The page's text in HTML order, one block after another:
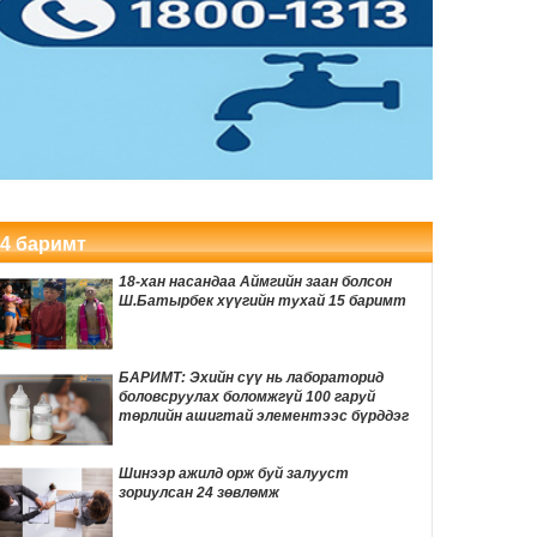
ерөнхийлөгч Инфантинод бүрэн
дэмжлэг үзүүлж, огцрох шаардлагыг
Лос-Анжелесын давирхайн нүхнээс
Мөстлөгийн үеийн шинэ мэлхийн төрөл
шууд дамжуулалтын үеэр буудуулан
амиа алджээ
4 цаг 56 мин
Өвөлжилтийн бэлтгэл ажлын хүрээнд
Шадар сайд Н.Номтойбаяр Дорноговь
аймагт ажиллав
Хуримын зочдын МЭДВЭЛ ЗОХИХ
бичигдээгүй дүрмүүд
Өнөөдөр автомашины тэгш улсын
дугаартай хэрэглэгчдэд бензин олгоно
баримт
18-хан насандаа Аймгийн заан болсон
Ш.Батырбек хүүгийн тухай 15 баримт
БАРИМТ: Эхийн сүү нь лабораторид
боловсруулах боломжгүй 100 гаруй
төрлийн ашигтай элементээс бүрддэг
Шинээр ажилд орж буй залууст
зориулсан 24 зөвлөмж